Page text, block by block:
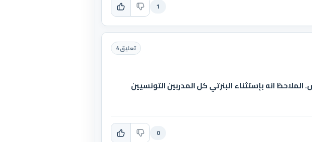
1
تعليق 4
انه بإستثناء البنرتي كل المدربين التونسيين
0